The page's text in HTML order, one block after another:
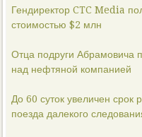
Гендиректор CTC Media
стоимостью $2 млн
Отца подруги Абрамовича
над нефтяной компанией
До 60 суток увеличен срок
поезда далекого